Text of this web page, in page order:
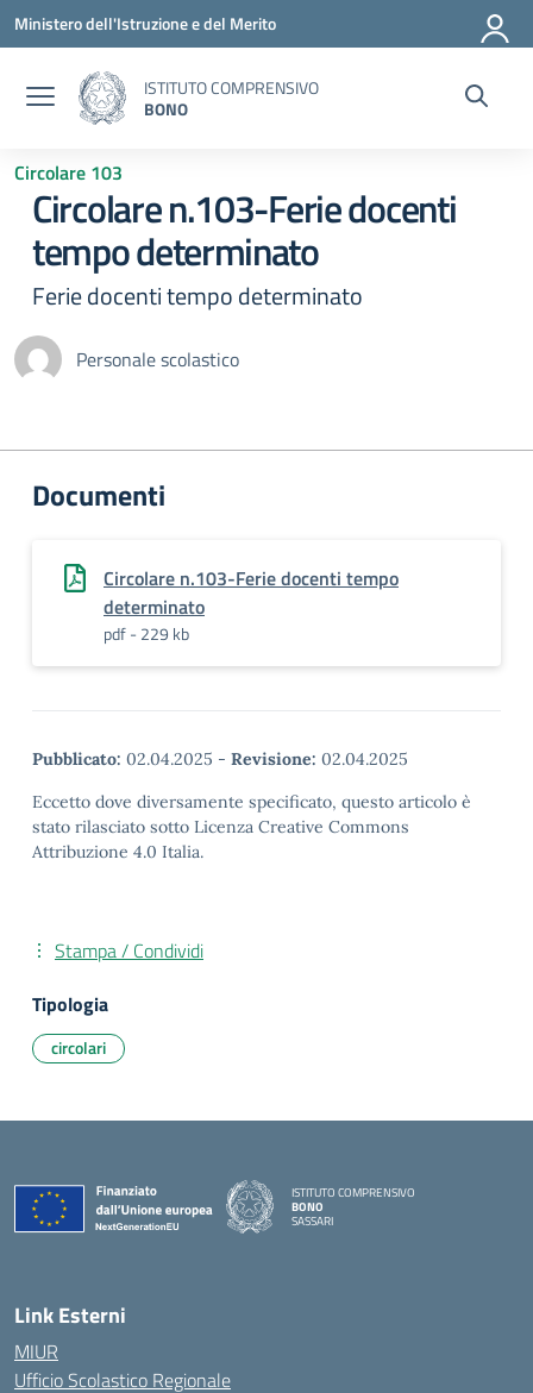
Vai ai contenuti
Vai al menu di navigazione
Vai al footer
Ministero dell'Istruzione e del Merito
ISTITUTO COMPRENSIVO
BONO
Circolare 103
Circolare n.103-Ferie docenti
tempo determinato
Ferie docenti tempo determinato
Personale scolastico
Documenti
Circolare n.103-Ferie docenti tempo
determinato
pdf - 229 kb
Pubblicato: 02.04.2025 - Revisione: 02.04.2025
Eccetto dove diversamente specificato, questo articolo è
stato rilasciato sotto Licenza Creative Commons
Attribuzione 4.0 Italia.
Stampa / Condividi
Tipologia
circolari
ISTITUTO COMPRENSIVO
BONO
SASSARI
Link Esterni
MIUR
Ufficio Scolastico Regionale